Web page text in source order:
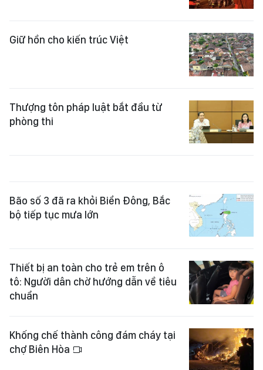
Giữ hồn cho kiến trúc Việt
Thượng tôn pháp luật bắt đầu từ
phòng thi
Bão số 3 đã ra khỏi Biển Đông, Bắc
bộ tiếp tục mưa lớn
Thiết bị an toàn cho trẻ em trên ô
tô: Người dân chờ hướng dẫn về tiêu
chuẩn
Khống chế thành công đám cháy tại
chợ Biên Hòa